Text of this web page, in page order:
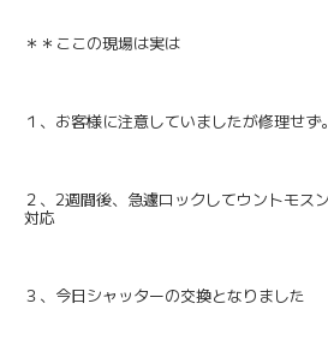
＊＊ここの現場は実は
１、お客様に注意していましたが修理せず。
２、2週間後、急遽ロックしてウントモス
対応
３、今日シャッターの交換となりました